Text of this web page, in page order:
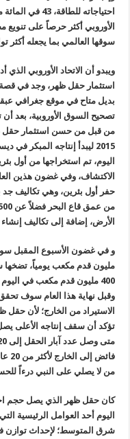
احتياجاته
الأوروبي أكثر حرصاً على تنويع
سوقها العالمي بما يجعله أكثر
ويبدو أن الاتحاد الأوروبي
استثمار حقل ظهر، وجد في قصة
بديل متاح في موقع جغرافي
تصحيح السوق الأوروبية،
من قبل من حسن استثمار
الأرض، إضافة إلى تكاليف
مليون قدم مكعب يومياً، تضخها
400 مليون قدم مكعب في
وقبل نهاية هذا العام سوف
الاستيراد من الخارج؛ لأن
من لا يصلي على النبي درءاً
اليوم أحد العوامل الرئيسية
شرق المتوسط؛ لإحداث توازن